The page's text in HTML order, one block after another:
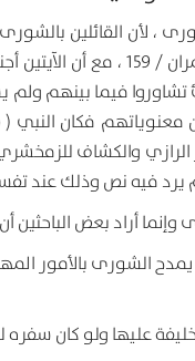
، لأن القائلين
الشورى / 38 ، وبقوله تعالى : *
فيما بينهم ولم
فكان
الرازي والكشاف
فيه نص وذلك عند
أراد بعض الباحثين
خليفة عليها ولو كان